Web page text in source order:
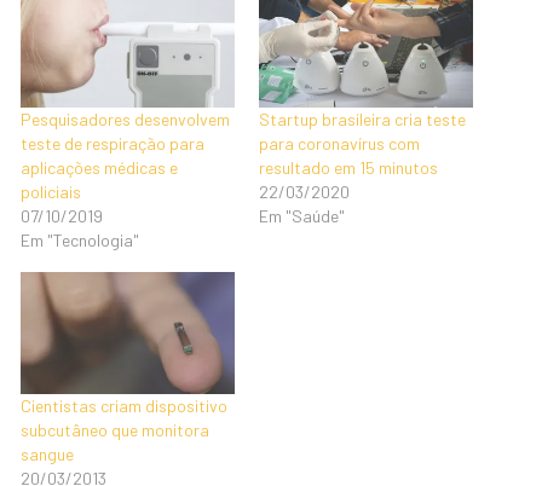
Pesquisadores desenvolvem
teste de respiração para
aplicações médicas e
policiais
07/10/2019
Em "Tecnologia"
Startup brasileira cria teste
para coronavírus com
resultado em 15 minutos
22/03/2020
Em "Saúde"
Cientistas criam dispositivo
subcutâneo que monitora
sangue
20/03/2013